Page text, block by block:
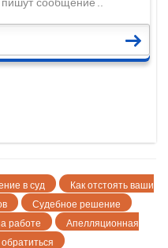
в суд
Как отстоять ваши
Судебное решение
работе
Апелляционная